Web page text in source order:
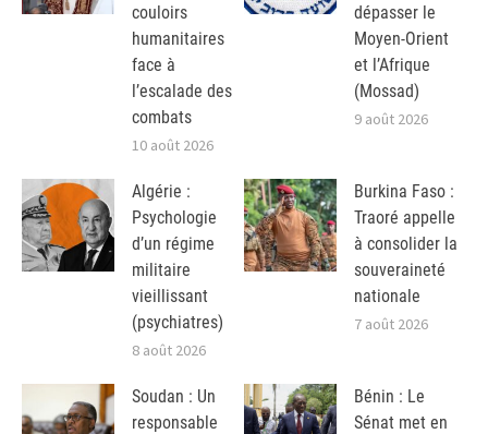
couloirs
humanitaires
face à
l’escalade des
combats
10 août 2026
dépasser le
Moyen-Orient
et l’Afrique
(Mossad)
9 août 2026
Algérie :
Psychologie
d’un régime
militaire
vieillissant
(psychiatres)
8 août 2026
Burkina Faso :
Traoré appelle
à consolider la
souveraineté
nationale
7 août 2026
Soudan : Un
responsable
Bénin : Le
Sénat met en